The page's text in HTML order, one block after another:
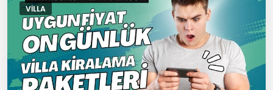
VILLA